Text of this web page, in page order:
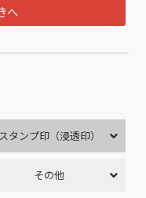
へ
スタンプ印（浸透印）
その他